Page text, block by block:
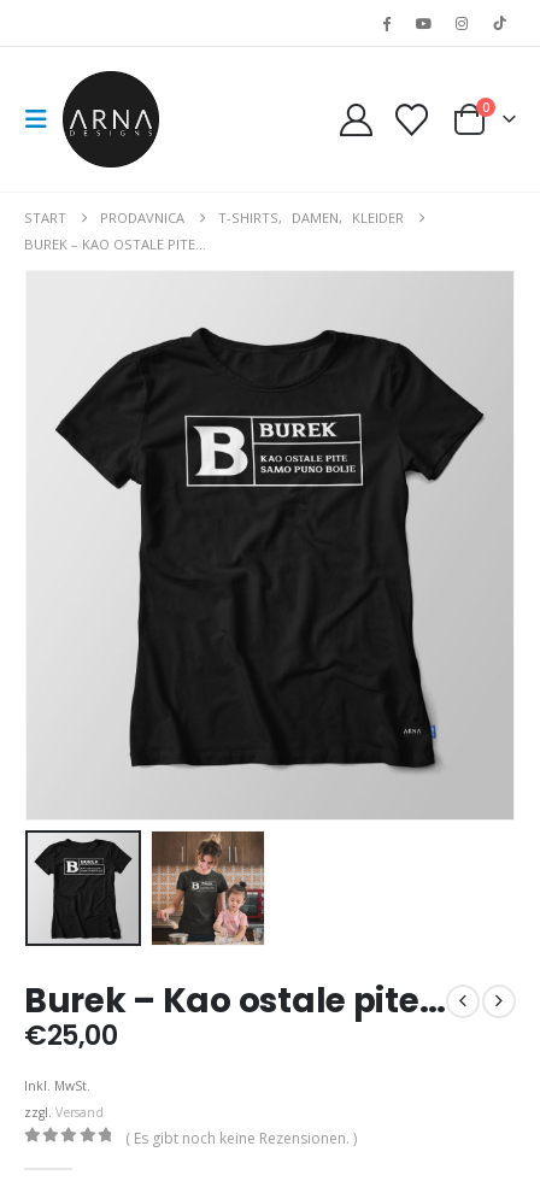
0
START PRODAVNICA T-SHIRTS, DAMEN,
KLEIDER
BUREK – KAO OSTALE PITE…
Burek – Kao ostale pite…
€25,00
Inkl. MwSt.
zzgl. Versand
( Es gibt noch keine Rezensionen. )